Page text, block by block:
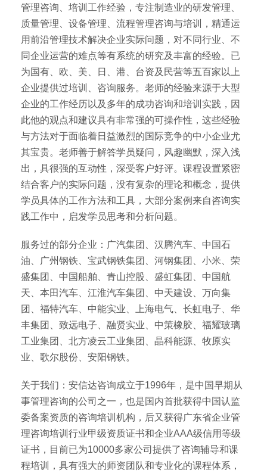
管理咨询、培训工作经验，专注制造业的研发管理、
质量管理、设备管理、流程管理咨询与培训，精通运
用前沿管理技术解决企业实际问题，对不同行业、不
同企业运营的难点等有系统的研究及丰富的经验。已
为国有、欧、美、日、港、台资及民营等五百家以上
企业提供过培训、咨询服务。老师的经验来源于大型
企业的工作经历以及多年的成功咨询和培训实践，因
此他的观点和建议具有非常强的可操作性，这些经验
与方法对于面临着日益激烈的国际竞争的中小企业尤
其宝贵。老师善于解答学员疑问，风趣幽默，深入浅
出，具很强的互动性，深受客户好评。课程设置紧密
结合客户的实际问题，没有复杂的理论和概念，提供
学员具体的工作方法和工具，大部分案例来自咨询实
践工作中，启发学员思考和分析问题。
服务过的部分企业：广汽集团、汉腾汽车、中国石
油、广州钢铁、宝武钢铁集团、河钢集团、小米、荣
盛集团、中国船舶、青山控股、盛虹集团、中国航
天、本田汽车、江淮汽车集团、中天建设、万向集
团、福特汽车、中能实业、上海电气、长虹电子、华
丰集团、致远电子、融贤实业、中策橡胶、福耀玻璃
工业集团、北方凌云工业集团、晶科能源、牧原实
业、歌尔股份、安阳钢铁。
关于我们：安信达咨询成立于1996年，是中国早期从
事管理咨询的公司之一，也是国内首批获得中国认监
委备案资质的咨询培训机构，后又获得广东省企业管
理咨询培训行业甲级资质证书和企业AAA级信用等级
证书，目前已为10000多家公司提供了咨询辅导和课
程培训，具有强大的师资团队和专业化的课程体系，